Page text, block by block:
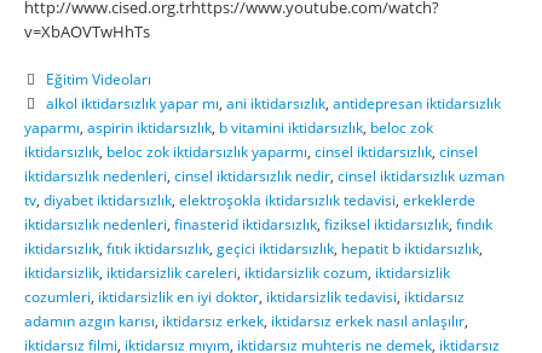
http://www.cised.org.trhttps://www.youtube.com/watch?
v=XbAOVTwHhTs
Eğitim Videoları
alkol iktidarsızlık yapar mı ani iktidarsızlık, antidepresan iktidarsızlık
yaparmı aspirin iktidarsızlık b vitamini iktidarsızlık beloc zok
iktidarsızlık beloc zok iktidarsızlık yaparmı cinsel iktidarsızlık cinsel
iktidarsızlık nedenleri cinsel iktidarsızlık nedir cinsel iktidarsızlık uzman
tv diyabet iktidarsızlık elektroşokla iktidarsızlık tedavisi erkeklerde
iktidarsızlık nedenleri finasterid iktidarsızlık fiziksel iktidarsızlık fındık
iktidarsızlık fıtık iktidarsızlık geçici iktidarsızlık hepatit b iktidarsızlık
iktidarsizlik iktidarsizlik careleri iktidarsizlik cozum iktidarsizlik
cozumleri iktidarsizlik en iyi doktor iktidarsizlik tedavisi iktidarsız
adamın azgın karısı iktidarsız erkek iktidarsız erkek nasıl anlaşılır
iktidarsız filmi iktidarsız mıyım iktidarsız muhteris ne demek iktidarsız